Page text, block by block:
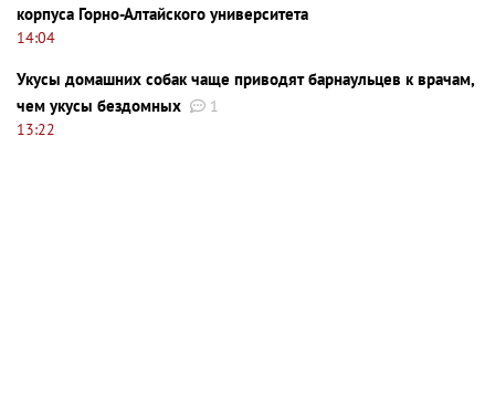
корпуса Горно-Алтайского университета
14:04
Укусы домашних собак чаще приводят барнаульцев к врачам,
чем укусы бездомных
1
13:22